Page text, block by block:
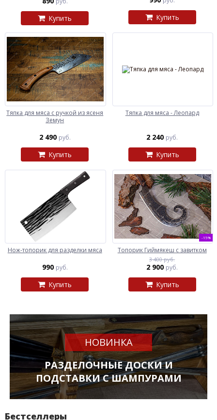
Купить Купить
Тяпка для мяса с ручкой из ясеня
Земун
2 490 руб.
Купить
Тяпка для мяса - Леопард
2 240 руб.
Купить
Нож-топорик для разделки мяса
990 руб.
Купить
-15%
Топорик Гиймякеш с завитком
3 400 руб.
2 900 руб.
Купить
НОВИНКА
РАЗДЕЛОЧНЫЕ ДОСКИ И
ПОДСТАВКИ С ШАМПУРАМИ
Бестселлеры